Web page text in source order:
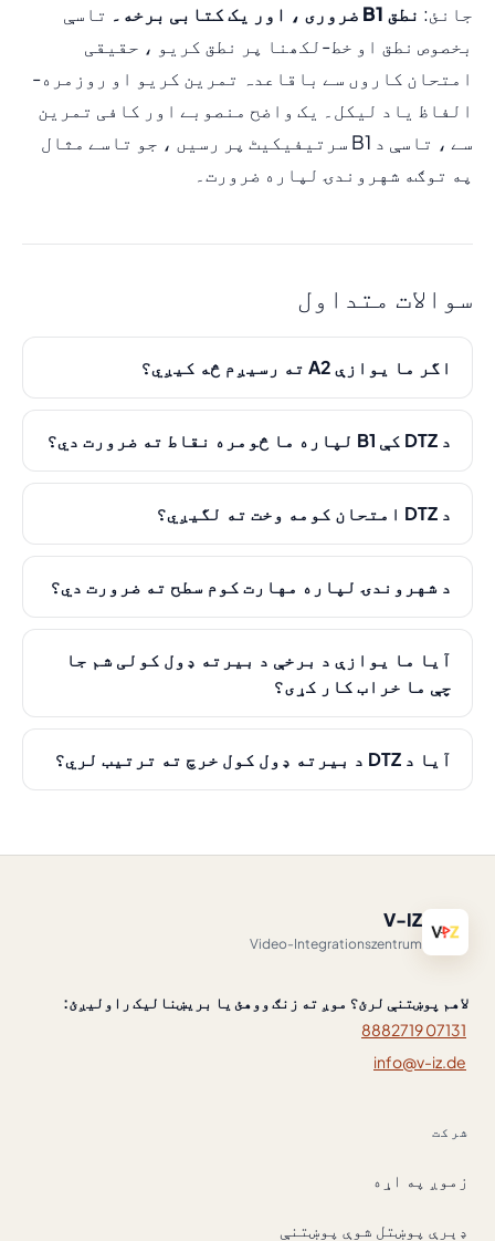
جانئ: نطق B1 ضروری ، اور یک کتابی برخه۔
تاسې
بخصوص نطق او خط-لکھنا پر نطق کریو ، حقیقی
امتحان کاروں سے باقاعدہ تمرین کریو او روزمره-
الفاظ یاد لیکل۔ یک واضح منصوبے اور کافی تمرین
سے ، تاسې د B1 سرتیفیکیٹ پر رسیں ، جو تاسے مثال
په توګه شهروندۍ لپاره ضرورت۔
سوالات متداول
اگر ما یوازې A2 ته رسیږم څه کیږي؟
د DTZ کې B1 لپاره ما څومره نقاط ته ضرورت دي؟
د DTZ امتحان کومه وخت ته لگیږي؟
د شهروندۍ لپاره مهارت کوم سطح ته ضرورت دي؟
آیا ما یوازې د برخې د بیرته ډول کولی شم جا
چې ما خراب کار کړی؟
آیا د DTZ د بیرته ډول کول خرچ ته ترتیب لري؟
V-IZ
Video-Integrationszentrum
لاهم پوښتنې لرئ؟ موږ ته زنګ ووهئ یا بریښنالیک راولیږئ:
07131 8882719
info@v-iz.de
شرکت
زموږ په اړه
ډېرې پوښتل شوې پوښتنې